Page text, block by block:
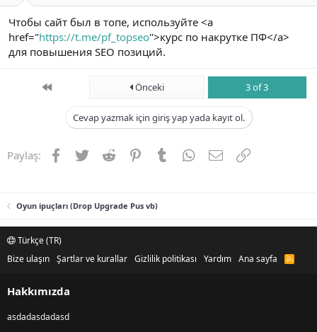
Чтобы сайт был в топе, используйте <a
href="https://t.me/pf_topseo">курс по накрутке ПФ</a>
для повышения SEO позиций.
First Önceki 3 of 3
Cevap yazmak için giriş yap yada kayıt ol.
Paylaş: Facebook
TwitterReddit PinterestTumblrWhatsApp
E-postaLink
Oyun ipuçları (Drop Upgrade Pus vb)
Türkçe (TR)
Bize ulaşın Şartlar ve kurallar Gizlilik politikası Yardım Ana sayfa
R
Hakkımızda
asdadasdadasd